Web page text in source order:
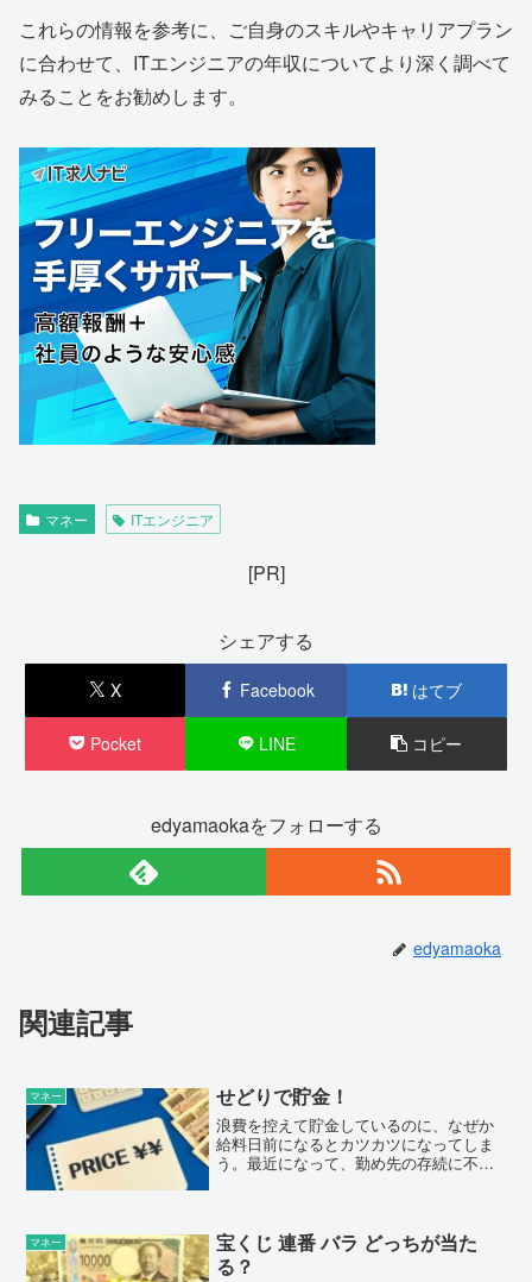
これらの情報を参考に、ご自身のスキルやキャリアプラン
に合わせて、ITエンジニアの年収についてより深く調べて
みることをお勧めします。
マネー ITエンジニア
[PR]
シェアする
X Facebook はてブ
Pocket LINE コピー
edyamaokaをフォローする
edyamaoka
関連記事
マネー せどりで貯金！
浪費を控えて貯金しているのに、なぜか
給料日前になるとカツカツになってしま
う。最近になって、勤め先の存続に不安
入増＝貯金増とはいかない...
マネー
宝くじ 連番 バラ どっちが当た
る？